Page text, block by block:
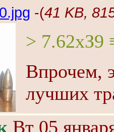
-(41 KB,
> 7.62хЗ9
Впрочем,
лучших
Вт 05